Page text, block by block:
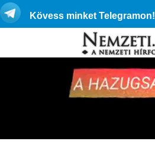
Kövess minket Telegramon!